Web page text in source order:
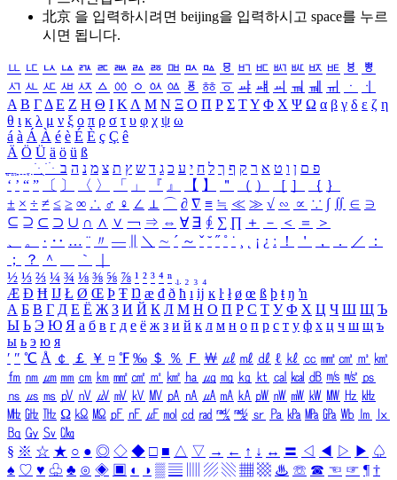
北京 을 입력하시려면 beijing을 입력하시고 space를 누르
시면 됩니다.
ㅥ ㅦ ㅧ ㅨ ㅩ ㅪ ㅫ ㅬ ㅭ ㅮ ㅯ ㅰ ㅱ ㅲ ㅳ ㅴ ㅵ ㅶ ㅷ ㅸ
ㅹ
ㅺ ㅻ ㅼ ㅽ ㅾ ㅿ ㆀ ㆁ ㆂ ㆃ ㆄ ㆅ ㆆ ㆇ ㆈ ㆉ ㆊ ㆋ ㆌ ㆍ
ㆎ
Α Β ΓΔ Ε Ζ Η Θ Ι ΚΛ Μ Ν Ξ Ο Π Ρ Σ ΤΥ Φ Χ Ψ Ω α β γ δ ε ζ η
θ ι κ λ μ ν ξ ο π ρ σ τ υ φ χ ψ ω
á à Á À é è É È ç Ç ê
Ä Ö Ü ä ö ü ß
ִֶֹ ֻּ ׁׂ פ ם ן ו ט א ר ק ף ך ל ח י ע כ ג ד ש ץ ת צ מ נ ה ב
‘ ’ “ ” 〔 〕 〈 〉 「 」 『 』 【 】 ＂ （ ） ［ ］ ｛ ｝
± × ÷ ≠ ≤ ≥ ∞ ∴ ♂ ♀ ∠ ⊥ ⌒ ∂ ∇ ≡ ≒ ≪ ≫ √ ∽ ∝ ∵ ∫ ∬ ∈ ∋
⊆ ⊇ ⊂ ⊃ ∪ ∩ ∧ ∨ ￢ ⇒ ⇔ ∀ ∃ ∮ ∑ ∏ ＋ － ＜ ＝
＞
、
。 · ‥ … ¨ 〃 ― ＼ ∼ ´ ～ ˇ ˘ ˝ ˚ ˙ ¸ ¡ ¿ ː ！ ＇ ， ． ／
：
；
？ ＾ ｀
½ ⅓ ⅔ ¼ ¾ ⅛ ⅜ ⅝ ⅞ ¹ ² ³ ⁴ ⁿ ₁ ₂ ₃ ₄
Æ Ð Ħ Ĳ Ł Ø Œ Þ Ŧ Ŋ æ đ ð ħ ı ĳ ĸ ŀ ł ø œ ß þ ŧ ŋ ŉ
А Б В Г Д Е Ё Ж З И Й К Л М Н О П Р С Т У Ф Х Ц Ч Ш Щ Ъ
Ы Ь Э Ю Я а б в г д е ё ж з и й к л м н о п р с т у ф х ц ч ш щ ъ
ы ь э ю я
′ ″ ℃ Å ￠ ￡ ￥ ¤ ℉ ‰ ＄ ％ Ｆ ￦ ㎕ ㎖ ㎗ ℓ ㎘ ㏄ ㎣ ㎤ ㎥ ㎦
㎙ ㎚ ㎛ ㎜ ㎝ ㎞ ㎟ ㎠ ㎡ ㎢ ㏊ ㎍ ㎎ ㎏ ㏏ ㎈ ㎉ ㏈ ㎧ ㎨ ㎰
㎱ ㎲ ㎳ ㎴ ㎵ ㎶ ㎷ ㎸ ㎹ ㎀ ㎁ ㎂ ㎃ ㎄ ㎺ ㎻ ㎽ ㎾ ㎿ ㎐ ㎑
㎒ ㎓ ㎔ Ω ㏀ ㏁ ㎊ ㎋ ㎌ ㏖ ㏅ ㎭ ㎮ ㎯ ㏛ ㎩ ㎪ ㎫ ㎬ ㏝ ㏐
㏓
㏃ ㏉ ㏜ ㏆
§ ※ ☆ ★ ○ ● ◎ ◇ ◆ □ ■ △ ▽ → ← ↑ ↓ ↔ 〓 ◁ ◀ ▷ ▶ ♤
♠ ♡ ♥ ♧ ♣ ⊙ ◈ ▣ ◐ ◑ ▒ ▤ ▨ ▧ ▦ ▩ ♨ ☏ ☎ ☜ ☞ ¶ †